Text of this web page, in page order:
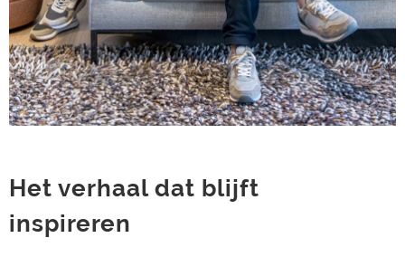
Het verhaal dat blijft
inspireren